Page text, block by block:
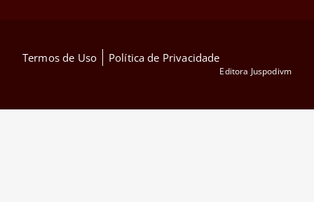
Termos de Uso Política de Privacidade
Editora Juspodivm